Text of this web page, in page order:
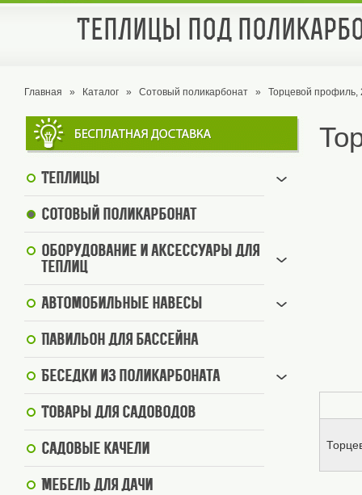
Теплицы под
Главная » Каталог » Сотовый поликарбонат » Торцевой профиль,
Теплицы
Сотовый поликарбонат
Оборудование и аксессуары для
теплиц
Автомобильные навесы
Павильон для бассейна
Беседки из поликарбоната
Товары для садоводов
Садовые качели
Мебель для дачи